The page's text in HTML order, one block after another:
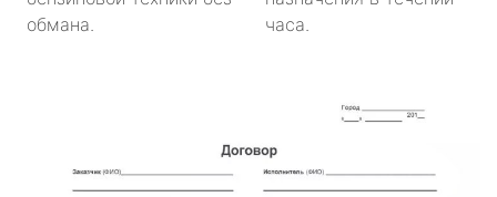
обмана.
часа.